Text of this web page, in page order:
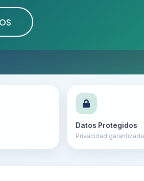
Datos Protegidos
Privacidad garantizada